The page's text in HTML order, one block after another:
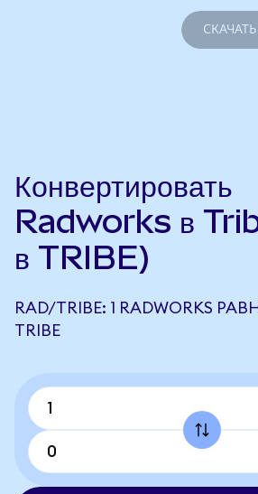
СКАЧАТЬ
Конвертировать
Radworks в
в TRIBE)
RAD/TRIBE: 1 RADWORKS
TRIBE